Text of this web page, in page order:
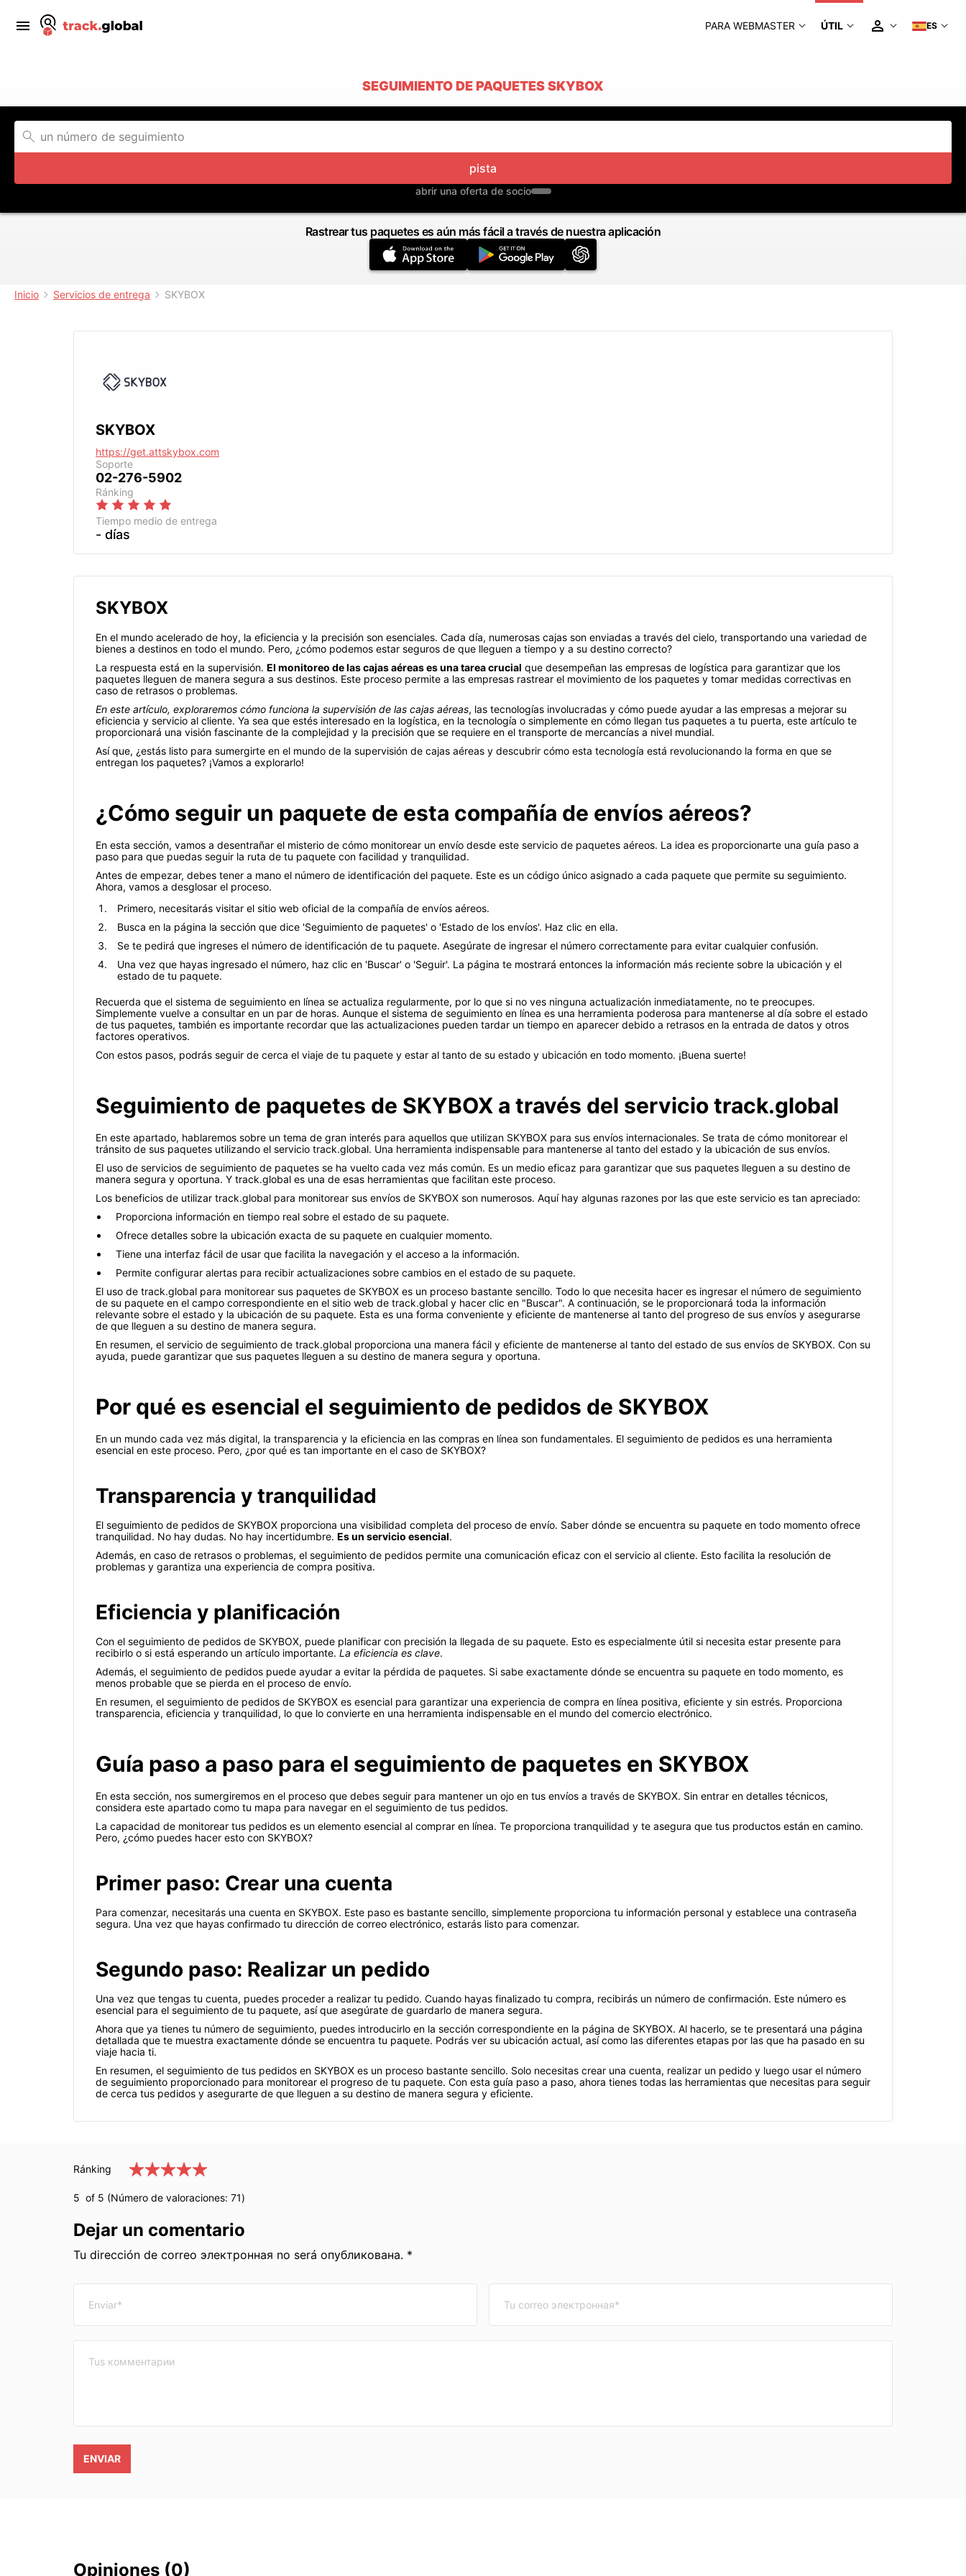
PARA WEBMASTER ÚTIL ES
SEGUIMIENTO DE PAQUETES SKYBOX
pista
abrir una oferta de socio
Rastrear tus paquetes es aún más fácil a través de nuestra aplicación
Inicio Servicios de entrega SKYBOX
SKYBOX
https://get.attskybox.com
Soporte
02-276-5902
Ránking
Tiempo medio de entrega
- días
SKYBOX
En el mundo acelerado de hoy, la eficiencia y la precisión son esenciales. Cada día, numerosas cajas son enviadas a través del cielo, transportando una variedad de
bienes a destinos en todo el mundo. Pero, ¿cómo podemos estar seguros de que lleguen a tiempo y a su destino correcto?
La respuesta está en la supervisión. El monitoreo de las cajas aéreas es una tarea crucial que desempeñan las empresas de logística para garantizar que los
paquetes lleguen de manera segura a sus destinos. Este proceso permite a las empresas rastrear el movimiento de los paquetes y tomar medidas correctivas en
caso de retrasos o problemas.
En este artículo, exploraremos cómo funciona la supervisión de las cajas aéreas, las tecnologías involucradas y cómo puede ayudar a las empresas a mejorar su
eficiencia y servicio al cliente. Ya sea que estés interesado en la logística, en la tecnología o simplemente en cómo llegan tus paquetes a tu puerta, este artículo te
proporcionará una visión fascinante de la complejidad y la precisión que se requiere en el transporte de mercancías a nivel mundial.
Así que, ¿estás listo para sumergirte en el mundo de la supervisión de cajas aéreas y descubrir cómo esta tecnología está revolucionando la forma en que se
entregan los paquetes? ¡Vamos a explorarlo!
¿Cómo seguir un paquete de esta compañía de envíos aéreos?
En esta sección, vamos a desentrañar el misterio de cómo monitorear un envío desde este servicio de paquetes aéreos. La idea es proporcionarte una guía paso a
paso para que puedas seguir la ruta de tu paquete con facilidad y tranquilidad.
Antes de empezar, debes tener a mano el número de identificación del paquete. Este es un código único asignado a cada paquete que permite su seguimiento.
Ahora, vamos a desglosar el proceso.
Primero, necesitarás visitar el sitio web oficial de la compañía de envíos aéreos.
Busca en la página la sección que dice 'Seguimiento de paquetes' o 'Estado de los envíos'. Haz clic en ella.
Se te pedirá que ingreses el número de identificación de tu paquete. Asegúrate de ingresar el número correctamente para evitar cualquier confusión.
Una vez que hayas ingresado el número, haz clic en 'Buscar' o 'Seguir'. La página te mostrará entonces la información más reciente sobre la ubicación y el
estado de tu paquete.
Recuerda que el sistema de seguimiento en línea se actualiza regularmente, por lo que si no ves ninguna actualización inmediatamente, no te preocupes.
Simplemente vuelve a consultar en un par de horas. Aunque el sistema de seguimiento en línea es una herramienta poderosa para mantenerse al día sobre el estado
de tus paquetes, también es importante recordar que las actualizaciones pueden tardar un tiempo en aparecer debido a retrasos en la entrada de datos y otros
factores operativos.
Con estos pasos, podrás seguir de cerca el viaje de tu paquete y estar al tanto de su estado y ubicación en todo momento. ¡Buena suerte!
Seguimiento de paquetes de SKYBOX a través del servicio track.global
En este apartado, hablaremos sobre un tema de gran interés para aquellos que utilizan SKYBOX para sus envíos internacionales. Se trata de cómo monitorear el
tránsito de sus paquetes utilizando el servicio track.global. Una herramienta indispensable para mantenerse al tanto del estado y la ubicación de sus envíos.
El uso de servicios de seguimiento de paquetes se ha vuelto cada vez más común. Es un medio eficaz para garantizar que sus paquetes lleguen a su destino de
manera segura y oportuna. Y track.global es una de esas herramientas que facilitan este proceso.
Los beneficios de utilizar track.global para monitorear sus envíos de SKYBOX son numerosos. Aquí hay algunas razones por las que este servicio es tan apreciado:
Proporciona información en tiempo real sobre el estado de su paquete.
Ofrece detalles sobre la ubicación exacta de su paquete en cualquier momento.
Tiene una interfaz fácil de usar que facilita la navegación y el acceso a la información.
Permite configurar alertas para recibir actualizaciones sobre cambios en el estado de su paquete.
El uso de track.global para monitorear sus paquetes de SKYBOX es un proceso bastante sencillo. Todo lo que necesita hacer es ingresar el número de seguimiento
de su paquete en el campo correspondiente en el sitio web de track.global y hacer clic en "Buscar". A continuación, se le proporcionará toda la información
relevante sobre el estado y la ubicación de su paquete. Esta es una forma conveniente y eficiente de mantenerse al tanto del progreso de sus envíos y asegurarse
de que lleguen a su destino de manera segura.
En resumen, el servicio de seguimiento de track.global proporciona una manera fácil y eficiente de mantenerse al tanto del estado de sus envíos de SKYBOX. Con su
ayuda, puede garantizar que sus paquetes lleguen a su destino de manera segura y oportuna.
Por qué es esencial el seguimiento de pedidos de SKYBOX
En un mundo cada vez más digital, la transparencia y la eficiencia en las compras en línea son fundamentales. El seguimiento de pedidos es una herramienta
esencial en este proceso. Pero, ¿por qué es tan importante en el caso de SKYBOX?
Transparencia y tranquilidad
El seguimiento de pedidos de SKYBOX proporciona una visibilidad completa del proceso de envío. Saber dónde se encuentra su paquete en todo momento ofrece
tranquilidad. No hay dudas. No hay incertidumbre. Es un servicio esencial.
Además, en caso de retrasos o problemas, el seguimiento de pedidos permite una comunicación eficaz con el servicio al cliente. Esto facilita la resolución de
problemas y garantiza una experiencia de compra positiva.
Eficiencia y planificación
Con el seguimiento de pedidos de SKYBOX, puede planificar con precisión la llegada de su paquete. Esto es especialmente útil si necesita estar presente para
recibirlo o si está esperando un artículo importante. La eficiencia es clave.
Además, el seguimiento de pedidos puede ayudar a evitar la pérdida de paquetes. Si sabe exactamente dónde se encuentra su paquete en todo momento, es
menos probable que se pierda en el proceso de envío.
En resumen, el seguimiento de pedidos de SKYBOX es esencial para garantizar una experiencia de compra en línea positiva, eficiente y sin estrés. Proporciona
transparencia, eficiencia y tranquilidad, lo que lo convierte en una herramienta indispensable en el mundo del comercio electrónico.
Guía paso a paso para el seguimiento de paquetes en SKYBOX
En esta sección, nos sumergiremos en el proceso que debes seguir para mantener un ojo en tus envíos a través de SKYBOX. Sin entrar en detalles técnicos,
considera este apartado como tu mapa para navegar en el seguimiento de tus pedidos.
La capacidad de monitorear tus pedidos es un elemento esencial al comprar en línea. Te proporciona tranquilidad y te asegura que tus productos están en camino.
Pero, ¿cómo puedes hacer esto con SKYBOX?
Primer paso: Crear una cuenta
Para comenzar, necesitarás una cuenta en SKYBOX. Este paso es bastante sencillo, simplemente proporciona tu información personal y establece una contraseña
segura. Una vez que hayas confirmado tu dirección de correo electrónico, estarás listo para comenzar.
Segundo paso: Realizar un pedido
Una vez que tengas tu cuenta, puedes proceder a realizar tu pedido. Cuando hayas finalizado tu compra, recibirás un número de confirmación. Este número es
esencial para el seguimiento de tu paquete, así que asegúrate de guardarlo de manera segura.
Ahora que ya tienes tu número de seguimiento, puedes introducirlo en la sección correspondiente en la página de SKYBOX. Al hacerlo, se te presentará una página
detallada que te muestra exactamente dónde se encuentra tu paquete. Podrás ver su ubicación actual, así como las diferentes etapas por las que ha pasado en su
viaje hacia ti.
En resumen, el seguimiento de tus pedidos en SKYBOX es un proceso bastante sencillo. Solo necesitas crear una cuenta, realizar un pedido y luego usar el número
de seguimiento proporcionado para monitorear el progreso de tu paquete. Con esta guía paso a paso, ahora tienes todas las herramientas que necesitas para seguir
de cerca tus pedidos y asegurarte de que lleguen a su destino de manera segura y eficiente.
Ránking
5 of 5 (Número de valoraciones: 71)
Dejar un comentario
Tu dirección de correo электронная no será опубликована. *
ENVIAR
Opiniones (0)